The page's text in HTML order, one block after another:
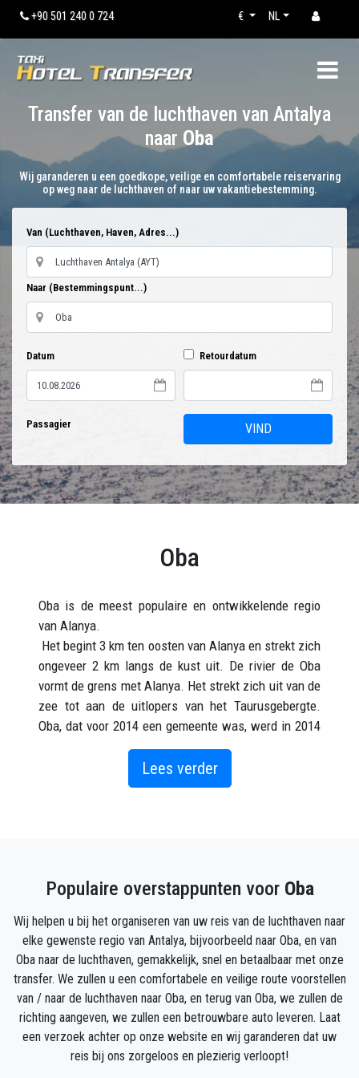
+90 501 240 0 724 NL
€
Transfer van de luchthaven van Antalya
naar Oba
Wij garanderen u een goedkope, veilige en comfortabele reiservaring
op weg naar de luchthaven of naar uw vakantiebestemming.
Van (Luchthaven, Haven, Adres...)
Naar (Bestemmingspunt...)
Datum Retourdatum
Passagier VIND
Oba
Oba is de meest populaire en ontwikkelende regio
van Alanya.
Het begint 3 km ten oosten van Alanya en strekt zich
ongeveer 2 km langs de kust uit. De rivier de Oba
vormt de grens met Alanya. Het strekt zich uit van de
zee tot aan de uitlopers van het Taurusgebergte.
Oba, dat voor 2014 een gemeente was, werd in 2014
een wijk met de grotestadswet.
Oba is verdeeld in twee delen: bovenste en onderste
woningen in de boven-Oba, maar vooral de Europese
zijn meer dan 20 kleine of grote hotels in Down Oba.
Het is trouwens een toeristisch gebied geworden en
er zijn veel toeristen in de zomer.
Hoe naar Oba te reizen?
Als uw reisbestemming Oba is vanaf de luchthaven
van Antalya, boek dan een transfer met een veilige en
betrouwbare privétransferservice tussen de
Lees verder
Populaire overstappunten voor Oba
Wij helpen u bij het organiseren van uw reis van de luchthaven naar
elke gewenste regio van Antalya, bijvoorbeeld naar Oba, en van
Oba naar de luchthaven, gemakkelijk, snel en betaalbaar met onze
transfer. We zullen u een comfortabele en veilige route voorstellen
van / naar de luchthaven naar Oba, en terug van Oba, we zullen de
richting aangeven, we zullen een betrouwbare auto leveren. Laat
een verzoek achter op onze website en wij garanderen dat uw
reis bij ons zorgeloos en plezierig verloopt!